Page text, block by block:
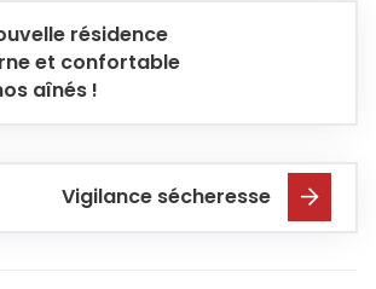
résidence
et confortable
aînés !
Vigilance sécheresse